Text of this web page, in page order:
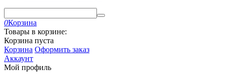
0Корзина
Товары в корзине:
Корзина пуста
Корзина Оформить заказ
Аккаунт
Мой профиль